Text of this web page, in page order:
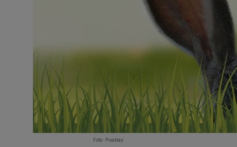
Foto: Pixabay